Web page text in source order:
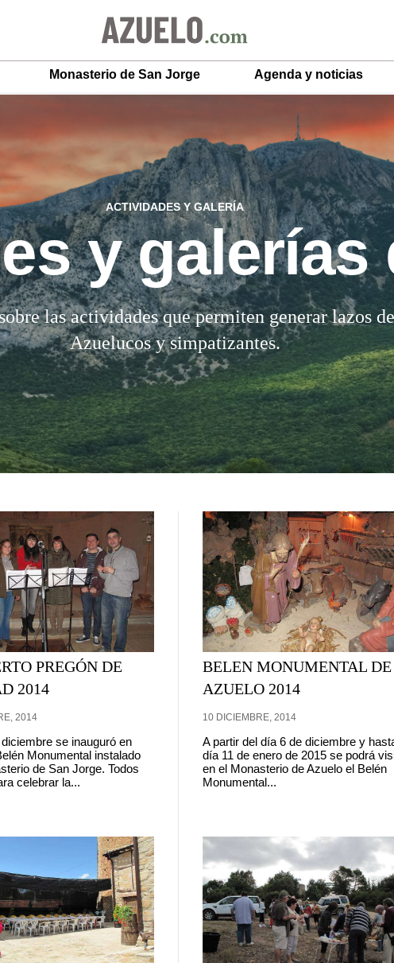
Monasterio de San Jorge Agenda y noticias
ACTIVIDADES Y GALERÍA
y galerías
las actividades que permiten generar lazos
Azuelucos y simpatizantes.
PREGÓN DE
2014
2014
se inauguró en
Monumental instalado
de San Jorge. Todos
celebrar la...
BELEN MONUMENTAL DE
AZUELO 2014
10 DICIEMBRE, 2014
A partir del día 6 de diciembre y
día 11 de enero de 2015 se podrá
en el Monasterio de Azuelo el Belén
Monumental...